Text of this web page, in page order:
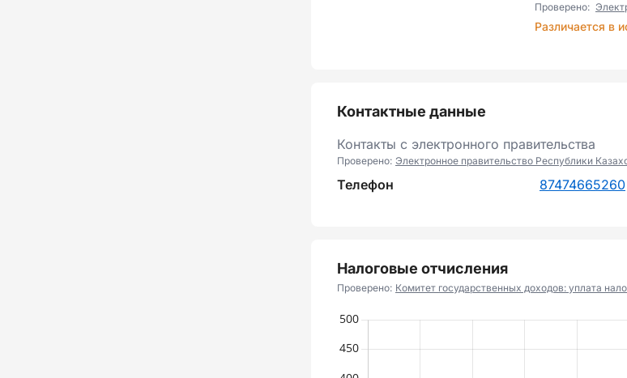
Проверено:
Различается в
Контактные данные
Контакты с электронного правительства
Проверено: Электронное правительство Республики
Телефон 87474665260
Налоговые отчисления
Проверено: Комитет государственных доходов: уплата